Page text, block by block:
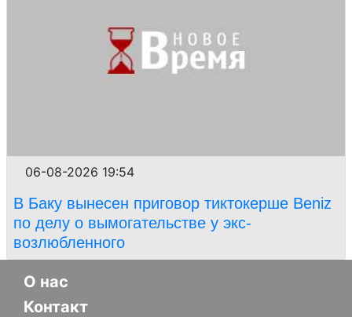
06-08-2026 19:54
В Баку вынесен приговор тиктокерше Beniz
по делу о вымогательстве у экс-
возлюбленного
О нас
Контакт